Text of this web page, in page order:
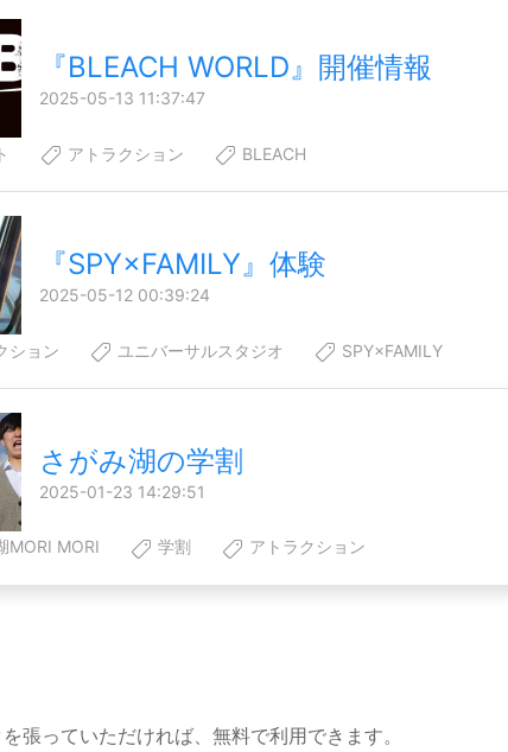
『BLEACH WORLD』開催情報
2025-05-13 11:37:47
アトラクション BLEACH
『SPY×FAMILY』体験
2025-05-12 00:39:24
ション ユニバーサルスタジオ SPY×FAMILY
さがみ湖の学割
2025-01-23 14:29:51
MORI MORI 学割 アトラクション
張っていただければ、無料で利用できます。